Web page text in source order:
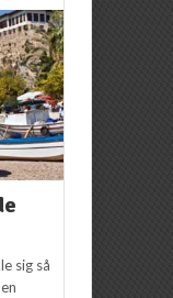
sig så